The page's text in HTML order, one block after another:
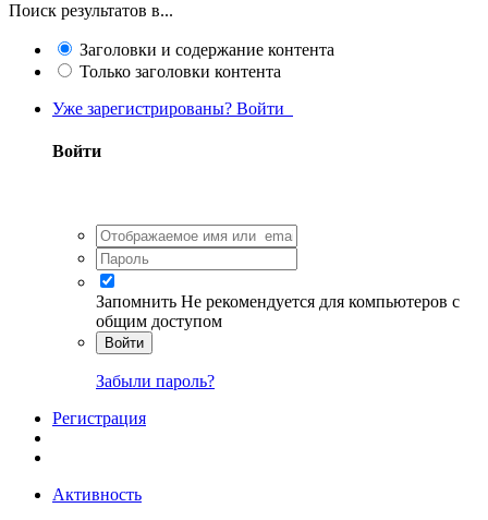
Поиск результатов в...
Заголовки и содержание контента
Только заголовки контента
Уже зарегистрированы? Войти
Войти
Запомнить Не рекомендуется для компьютеров с
общим доступом
Войти
Забыли пароль?
Регистрация
Активность